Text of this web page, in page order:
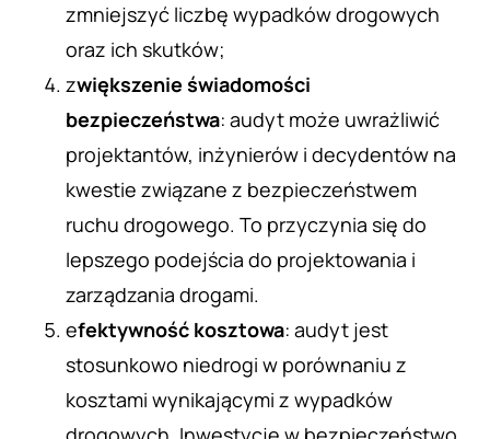
zmniejszyć liczbę wypadków drogowych
oraz ich skutków;
zwiększenie świadomości
bezpieczeństwa: audyt może uwrażliwić
projektantów, inżynierów i decydentów na
kwestie związane z bezpieczeństwem
ruchu drogowego. To przyczynia się do
lepszego podejścia do projektowania i
zarządzania drogami.
efektywność kosztowa: audyt jest
stosunkowo niedrogi w porównaniu z
kosztami wynikającymi z wypadków